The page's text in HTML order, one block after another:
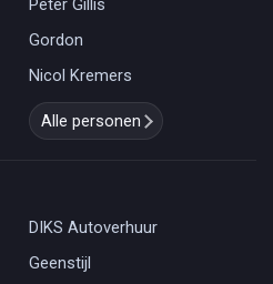
Peter Gillis
Gordon
Nicol Kremers
Alle personen
DIKS Autoverhuur
Geenstijl